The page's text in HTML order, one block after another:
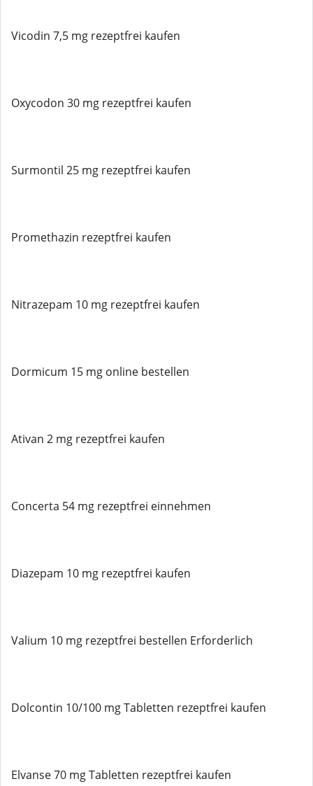
Vicodin 7,5 mg rezeptfrei kaufen
Oxycodon 30 mg rezeptfrei kaufen
Surmontil 25 mg rezeptfrei kaufen
Promethazin rezeptfrei kaufen
Nitrazepam 10 mg rezeptfrei kaufen
Dormicum 15 mg online bestellen
Ativan 2 mg rezeptfrei kaufen
Concerta 54 mg rezeptfrei einnehmen
Diazepam 10 mg rezeptfrei kaufen
Valium 10 mg rezeptfrei bestellen Erforderlich
Dolcontin 10/100 mg Tabletten rezeptfrei kaufen
Elvanse 70 mg Tabletten rezeptfrei kaufen